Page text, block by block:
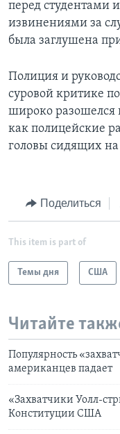
перед студентами
извинениями за
была заглушена
Полиция и
суровой критике
широко разошелся
как полицейские
головы сидящих на
Поделиться
This item is part of
Темы дня США
Читайте
Популярность
американцев падает
«Захватчики Уолл-
Конституции США